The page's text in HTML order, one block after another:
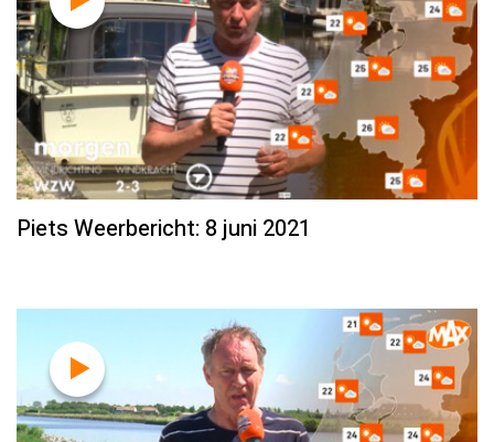
Piets Weerbericht: 8 juni 2021